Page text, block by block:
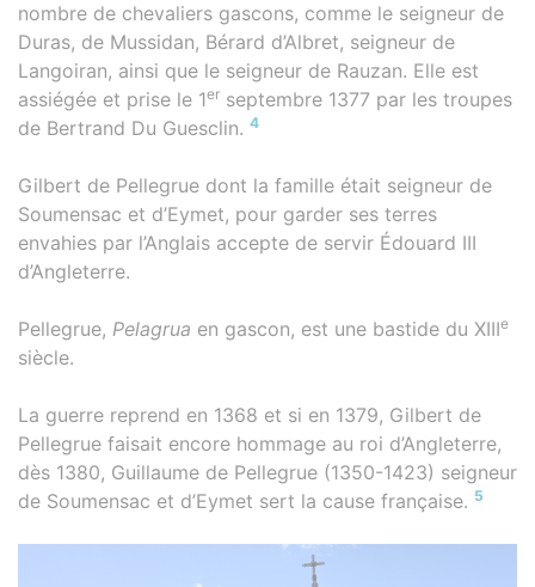
nombre de chevaliers gascons, comme le seigneur de
Duras, de Mussidan, Bérard d’Albret, seigneur de
Langoiran, ainsi que le seigneur de Rauzan. Elle est
assiégée et prise le 1er septembre 1377 par les troupes
de Bertrand Du Guesclin. 4
Gilbert de Pellegrue dont la famille était seigneur de
Soumensac et d’Eymet, pour garder ses terres
envahies par l’Anglais accepte de servir Édouard III
d’Angleterre.
Pellegrue, Pelagrua en gascon, est une bastide du XIIIe
siècle.
La guerre reprend en 1368 et si en 1379, Gilbert de
Pellegrue faisait encore hommage au roi d’Angleterre,
dès 1380, Guillaume de Pellegrue (1350-1423) seigneur
de Soumensac et d’Eymet sert la cause française. 5